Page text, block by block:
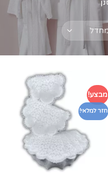
מבצע!
חזר למלאי!